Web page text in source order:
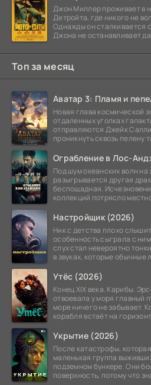
Джон Миллер проживает в
Детройта, где никого не
Однажды он сталкивается
Джона не останавливает
Топ за месяц
Аватар 3: Пламя и
Новая глава космической
отдаленных уголках
отправляются Джейк
проникнуть сквозь пелену
Ограбление в Лос-
Под шум океанских волн на
разыгрывается другая
беспощадная.
коллекций потрясло
Настройщик (2026)
Ник с детства плохо
особенность сыграла с
слух стал невероятно
в звуках, которые
Утёс (2026)
Конец XIX века. Карибы.
отвоевала у моря главный
море ничего не забывает.
корабля встаёт на
Укрытие (2026)
После катастрофы,
маленькая группа
подземном бункере. Они
поверхность, потому что